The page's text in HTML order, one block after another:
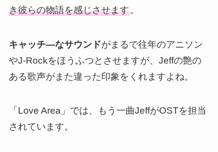
き彼らの物語を感じさせます。
キャッチ―なサウンドがまるで往年のアニソン
やJ-Rockをほうふつとさせますが、Jeffの艶の
ある歌声がまた違った印象をくれますよね。
「Love Area」では、もう一曲JeffがOSTを担当
されています。